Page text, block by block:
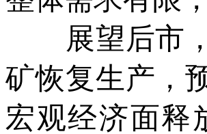
展望后市，
矿恢复生产，
宏观经济面释